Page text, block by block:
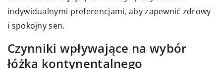
indywidualnymi preferencjami, aby zapewnić zdrowy
i spokojny sen.
Czynniki wpływające na wybór
łóżka kontynentalnego